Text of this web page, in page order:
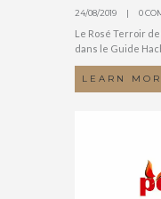
24/08/2019 0
Le Rosé Terroir
dans le Guide
LEARN